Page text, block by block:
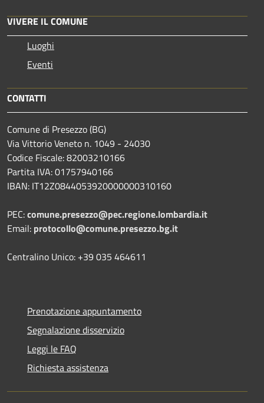
VIVERE IL COMUNE
Luoghi
Eventi
CONTATTI
Comune di Presezzo (BG)
Via Vittorio Veneto n. 1049 - 24030
Codice Fiscale: 82003210166
Partita IVA: 01757940166
IBAN: IT12Z0844053920000000310160
PEC:comune.presezzo@pec.regione.lombardia.it
Email: protocollo@comune.presezzo.bg.it
Centralino Unico: +39 035 464611
Prenotazione appuntamento
Segnalazione disservizio
Leggi le FAQ
Richiesta assistenza